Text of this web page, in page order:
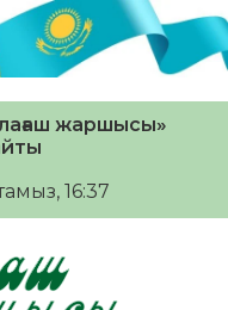
жаршысы»
16:37